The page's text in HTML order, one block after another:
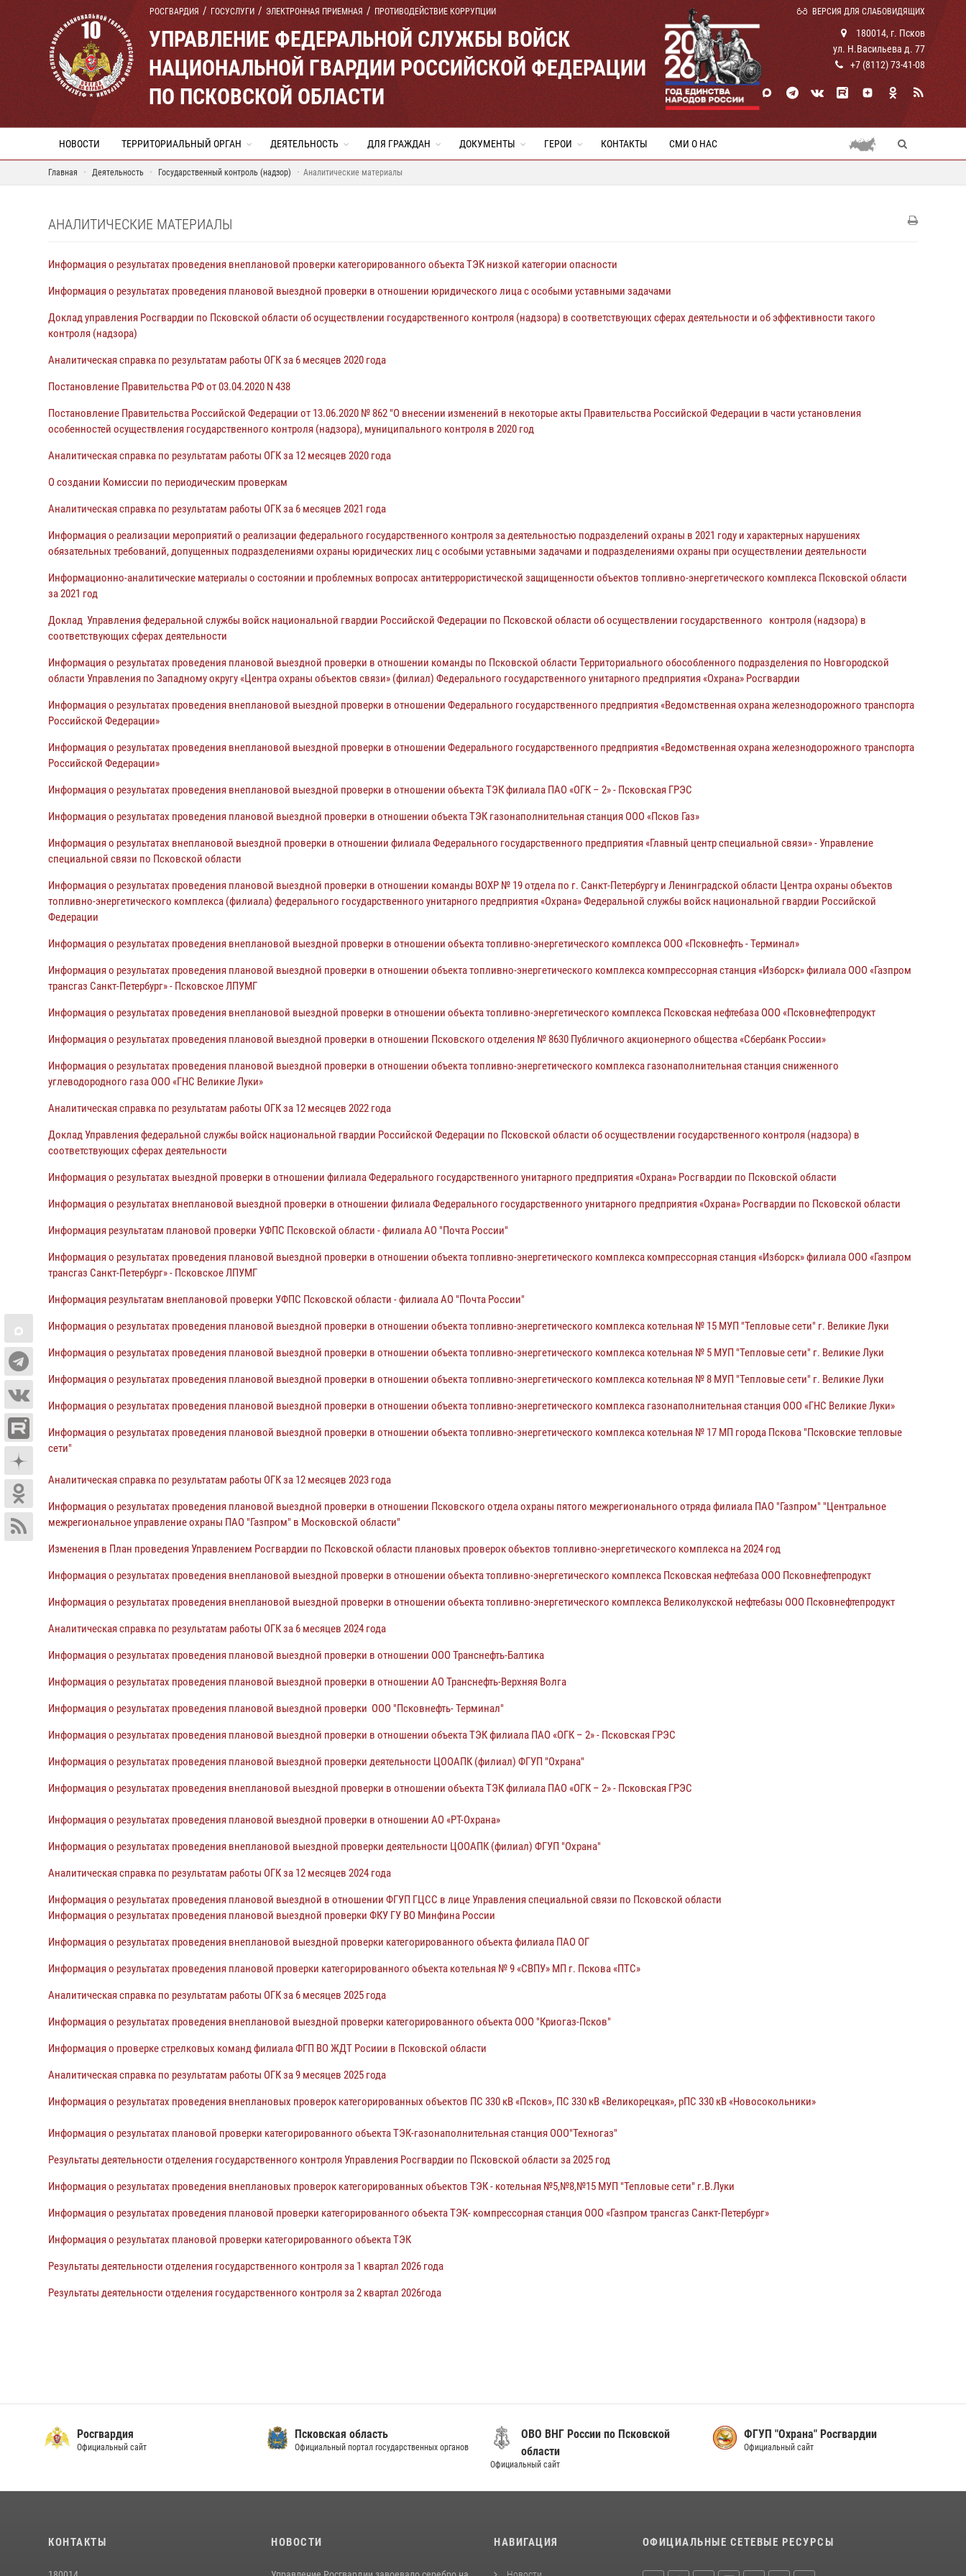
РОСГВАРДИЯ ГОСУСЛУГИ ЭЛЕКТРОННАЯ ПРИЕМНАЯ ПРОТИВОДЕЙСТВИЕ КОРРУПЦИИ ВЕРСИЯ ДЛЯ СЛАБОВИДЯЩИХ
УПРАВЛЕНИЕ ФЕДЕРАЛЬНОЙ СЛУЖБЫ ВОЙСК
НАЦИОНАЛЬНОЙ ГВАРДИИ РОССИЙСКОЙ ФЕДЕРАЦИИ
ПО ПСКОВСКОЙ ОБЛАСТИ
180014, г. Псков
ул. Н.Васильева д. 77
+7 (8112) 73-41-08
НОВОСТИ ТЕРРИТОРИАЛЬНЫЙ ОРГАН ДЕЯТЕЛЬНОСТЬ ДЛЯ ГРАЖДАН ДОКУМЕНТЫ ГЕРОИ КОНТАКТЫ СМИ О НАС
Главная Деятельность Государственный контроль (надзор) Аналитические материалы
АНАЛИТИЧЕСКИЕ МАТЕРИАЛЫ
Информация о результатах проведения внеплановой проверки категорированного объекта ТЭК низкой категории опасности
Информация о результатах проведения плановой выездной проверки в отношении юридического лица с особыми уставными задачами
Доклад управления Росгвардии по Псковской области об осуществлении государственного контроля (надзора) в соответствующих сферах деятельности и об эффективности такого
контроля (надзора)
Аналитическая справка по результатам работы ОГК за 6 месяцев 2020 года
Постановление Правительства РФ от 03.04.2020 N 438
Постановление Правительства Российской Федерации от 13.06.2020 № 862 "О внесении изменений в некоторые акты Правительства Российской Федерации в части установления
особенностей осуществления государственного контроля (надзора), муниципального контроля в 2020 год
Аналитическая справка по результатам работы ОГК за 12 месяцев 2020 года
О создании Комиссии по периодическим проверкам
Аналитическая справка по результатам работы ОГК за 6 месяцев 2021 года
Информация о реализации мероприятий о реализации федерального государственного контроля за деятельностью подразделений охраны в 2021 году и характерных нарушениях
обязательных требований, допущенных подразделениями охраны юридических лиц с особыми уставными задачами и подразделениями охраны при осуществлении деятельности
Информационно-аналитические материалы о состоянии и проблемных вопросах антитеррористической защищенности объектов топливно-энергетического комплекса Псковской области
за 2021 год
Доклад Управления федеральной службы войск национальной гвардии Российской Федерации по Псковской области об осуществлении государственного контроля (надзора) в
соответствующих сферах деятельности
Информацияо результатах проведения плановой выездной проверки в отношении команды по Псковской области Территориального обособленного подразделения по Новгородской
области Управления по Западному округу «Центра охраны объектов связи» (филиал) Федерального государственного унитарного предприятия «Охрана» Росгвардии
Информация о результатах проведения внеплановой выездной проверки в отношении Федерального государственного предприятия «Ведомственная охрана железнодорожного транспорта
Российской Федерации»
Информация о результатах проведения внеплановой выездной проверки в отношении Федерального государственного предприятия «Ведомственная охрана железнодорожного транспорта
Российской Федерации»
Информация о результатах проведения внеплановой выездной проверки в отношении объекта ТЭК филиала ПАО «ОГК – 2» - Псковская ГРЭС
Информация о результатах проведения плановой выездной проверки в отношении объекта ТЭК газонаполнительная станция ООО «Псков Газ»
Информация о результатах внеплановой выездной проверки в отношении филиала Федерального государственного предприятия «Главный центр специальной связи» - Управление
специальной связи по Псковской области
Информацияо результатах проведения плановой выездной проверки в отношении команды ВОХР № 19 отдела по г. Санкт-Петербургу и Ленинградской области Центра охраны объектов
топливно-энергетического комплекса (филиала) федерального государственного унитарного предприятия «Охрана»Федеральной службы войск национальной гвардии Российской
Федерации
Информацияо результатах проведения внеплановой выездной проверки в отношении объекта топливно-энергетического комплекса ООО «Псковнефть - Терминал»
Информация о результатах проведения плановой выездной проверки в отношении объекта топливно-энергетического комплекса компрессорная станция «Изборск» филиала ООО «Газпром
трансгаз Санкт-Петербург» - Псковское ЛПУМГ
Информацияо результатах проведения внеплановой выездной проверки в отношении объекта топливно-энергетического комплекса Псковская нефтебаза ООО «Псковнефтепродукт
Информация о результатах проведения плановой выездной проверки в отношении Псковского отделения № 8630 Публичного акционерного общества «Сбербанк России»
Информация о результатах проведения плановой выездной проверки в отношении объекта топливно-энергетического комплекса газонаполнительная станция сниженного
углеводородного газа ООО «ГНС Великие Луки»
Аналитическая справка по результатам работы ОГК за 12 месяцев 2022 года
Доклад Управления федеральной службы войск национальной гвардии Российской Федерации по Псковской области об осуществлении государственного контроля (надзора) в
соответствующих сферах деятельности
Информация о результатах выездной проверки в отношении филиала Федерального государственного унитарного предприятия «Охрана» Росгвардии по Псковской области
Информация о результатах внеплановой выездной проверки в отношении филиала Федерального государственного унитарного предприятия «Охрана» Росгвардии по Псковской области
Информация результатам плановой проверки УФПС Псковской области - филиала АО "Почта России"
Информация о результатах проведения плановой выездной проверки в отношении объекта топливно-энергетического комплекса компрессорная станция «Изборск» филиала ООО «Газпром
трансгаз Санкт-Петербург» - Псковское ЛПУМГ
Информация результатам внеплановой проверки УФПС Псковской области - филиала АО "Почта России"
Информация о результатах проведения плановой выездной проверки в отношении объекта топливно-энергетического комплекса котельная № 15 МУП "Тепловые сети" г. Великие Луки
Информация о результатах проведения плановой выездной проверки в отношении объекта топливно-энергетического комплекса котельная № 5 МУП "Тепловые сети" г. Великие Луки
Информация о результатах проведения плановой выездной проверки в отношении объекта топливно-энергетического комплекса котельная № 8 МУП "Тепловые сети" г. Великие Луки
Информация о результатах проведения плановой выездной проверки в отношении объекта топливно-энергетического комплекса газонаполнительная станция ООО «ГНС Великие Луки»
Информация о результатах проведения плановой выездной проверки в отношении объекта топливно-энергетического комплекса котельная № 17 МП города Пскова "Псковские тепловые
сети"
Аналитическая справка по результатам работы ОГК за 12 месяцев 2023 года
Информация о результатах проведения плановой выездной проверки в отношении Псковского отдела охраны пятого межрегионального отряда филиала ПАО "Газпром" "Центральное
межрегиональное управление охраны ПАО "Газпром" в Московской области"
Изменения в План проведения Управлением Росгвардии по Псковской области плановых проверок объектов топливно-энергетического комплекса на 2024 год
Информация о результатах проведения внеплановой выездной проверки в отношении объекта топливно-энергетического комплекса Псковская нефтебаза ООО Псковнефтепродукт
Информация о результатах проведения внеплановой выездной проверки в отношении объекта топливно-энергетического комплекса Великолукской нефтебазы ООО Псковнефтепродукт
Аналитическая справка по результатам работы ОГК за 6 месяцев 2024 года
Информация о результатах проведения плановой выездной проверки в отношении ООО Транснефть-Балтика
Информация о результатах проведения плановой выездной проверки в отношении АО Транснефть-Верхняя Волга
Информация о результатах проведения плановой выездной проверки ООО "Псковнефть- Терминал"
Информация о результатах проведения плановой выездной проверки в отношении объекта ТЭК филиала ПАО «ОГК – 2» - Псковская ГРЭС
Информация о результатах проведения плановой выездной проверки деятельности ЦООАПК (филиал) ФГУП "Охрана"
Информация о результатах проведения внеплановой выездной проверки в отношении объекта ТЭК филиала ПАО «ОГК – 2» - Псковская ГРЭС
Информация о результатах проведения плановой выездной проверки в отношении АО «РТ-Охрана»
Информация о результатах проведения внеплановой выездной проверки деятельности ЦООАПК (филиал) ФГУП "Охрана"
Аналитическая справка по результатам работы ОГК за 12 месяцев 2024 года
Информация о результатах проведения плановой выездной в отношении ФГУП ГЦСС в лице Управления специальной связи по Псковской области
Информация о результатах проведения плановой выездной проверки ФКУ ГУ ВО Минфина России
Информация о результатах проведения внеплановой выездной проверки категорированного объекта филиала ПАО ОГ
Информация о результатах проведения плановой проверки категорированного объекта котельная № 9 «СВПУ» МП г. Пскова «ПТС»
Аналитическая справка по результатам работы ОГК за 6 месяцев 2025 года
Информация о результатах проведения внеплановой выездной проверки категорированного объекта ООО "Криогаз-Псков"
Информация о проверке стрелковых команд филиала ФГП ВО ЖДТ Росиии в Псковской области
Аналитическая справка по результатам работы ОГК за 9 месяцев 2025 года
Информация о результатах проведения внеплановых проверок категорированных объектов ПС 330 кВ «Псков», ПС 330 кВ «Великорецкая», рПС 330 кВ «Новосокольники»
Информация о результатах плановой проверки категорированного объекта ТЭК-газонаполнительная станция ООО"Техногаз"
Результаты деятельности отделения государственного контроля Управления Росгвардии по Псковской области за 2025 год
Информация о результатах проведения внеплановых проверок категорированных объектов ТЭК - котельная №5,№8,№15 МУП "Тепловые сети" г.В.Луки
Информация о результатах проведения плановой проверки категорированного объекта ТЭК- компрессорная станция ООО «Газпром трансгаз Санкт-Петербург»
Информация о результатах плановой проверки категорированного объекта ТЭК
Результаты деятельности отделения государственного контроля за 1 квартал 2026 года
Результаты деятельности отделения государственного контроля за 2 квартал 2026года
Росгвардия
Официальный сайт
Псковская область
Официальный портал государственных органов
ОВО ВНГ России по Псковской
области
Официальный сайт
ФГУП "Охрана" Росгвардии
Официальный сайт
КОНТАКТЫ НОВОСТИ НАВИГАЦИЯ ОФИЦИАЛЬНЫЕ СЕТЕВЫЕ РЕСУРСЫ